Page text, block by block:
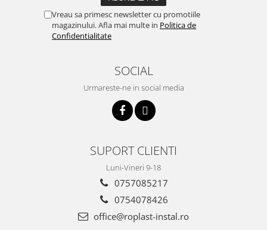
Chiuveta bucatarie inox
Chiuveta bucatarie granit
Baterie bucatarie
Accesorii chiuvete bucatarie
Instalatii apa/gaz/canalizare
Cartuse ( Rezerve filtre apa)
SISTEME DE ALIMENTARE CU APA
Vreau sa primesc newsletter cu promotiile
magazinului. Afla mai multe in Politica de
Confidentialitate
SOCIAL
Urmareste-ne in social media
SUPORT CLIENTI
Luni-Vineri 9-18
0757085217
0754078426
office@roplast-instal.ro